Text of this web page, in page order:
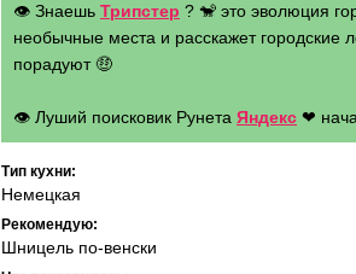
👁 Знаешь Трипстер ? 🐒 это эволюция
необычные места и расскажет городские
порадуют 🤑
👁 Луший поисковик Рунета Яндекс ❤
Тип кухни:
Немецкая
Рекомендую:
Шницель по-венски